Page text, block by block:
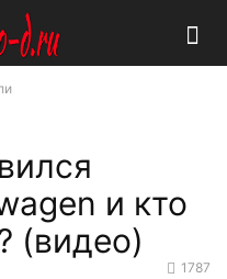
и кто
(видео)
1787